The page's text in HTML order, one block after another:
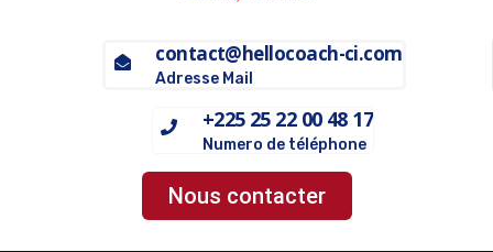
contact@hellocoach-ci.com
Adresse Mail
+225 25 22 00 48 17
Numero de téléphone
Nous contacter